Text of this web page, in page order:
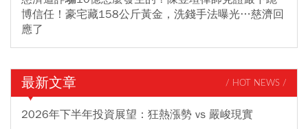
博信任！豪宅藏158公斤黃金，洗錢手法曝光…慈濟回
應了
最新文章 / HOT NEWS /
2026年下半年投資展望：狂熱漲勢 vs 嚴峻現實